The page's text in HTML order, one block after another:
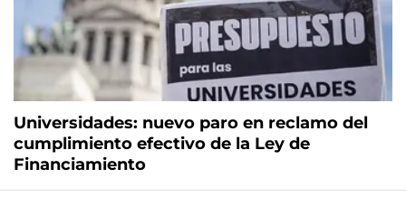
Universidades: nuevo paro en reclamo del
cumplimiento efectivo de la Ley de
Financiamiento